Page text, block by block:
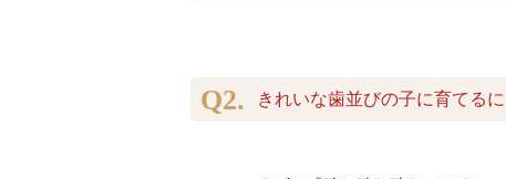
きれいな歯並びの子に育てる